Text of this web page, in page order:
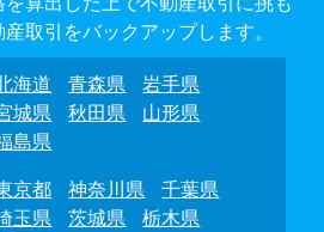
取引をバックアップします。
海道 青森県
岩手県
城県
秋田県
山形県
島県
京都 神奈川県
千葉県
玉県
茨城県
栃木県